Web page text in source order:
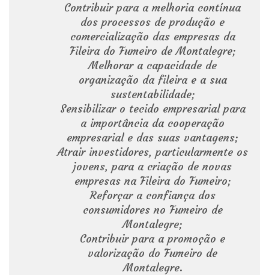
Contribuir para a melhoria contínua
dos processos de produção e
comercialização das empresas da
Fileira do Fumeiro de Montalegre;
Melhorar a capacidade de
organização da fileira e a sua
sustentabilidade;
Sensibilizar o tecido empresarial para
a importância da cooperação
empresarial e das suas vantagens;
Atrair investidores, particularmente os
jovens, para a criação de novas
empresas na Fileira do Fumeiro;
Reforçar a confiança dos
consumidores no Fumeiro de
Montalegre;
Contribuir para a promoção e
valorização do Fumeiro de
Montalegre.